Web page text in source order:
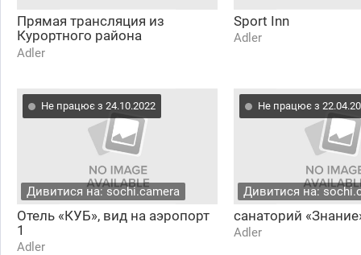
Прямая трансляция из
Курортного района
"Имеретинский"
Adler
Sport Inn
Adler
Не працює з 24.10.2022
Дивитися на: sochi.camera
Отель «КУБ», вид на аэропорт
1
Adler
Не працює з
Дивитися на:
санаторий
Adler